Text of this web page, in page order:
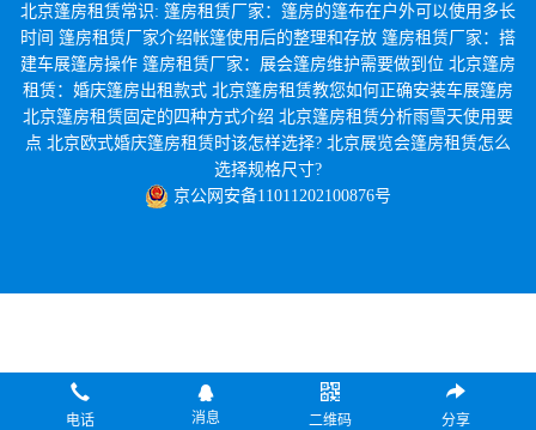
北京篷房租赁常识: 篷房租赁厂家：篷房的篷布在户外可以使用多长
时间 篷房租赁厂家介绍帐篷使用后的整理和存放 篷房租赁厂家：搭
建车展篷房操作 篷房租赁厂家：展会篷房维护需要做到位 北京篷房
租赁：婚庆篷房出租款式 北京篷房租赁教您如何正确安装车展篷房
北京篷房租赁固定的四种方式介绍 北京篷房租赁分析雨雪天使用要
点 北京欧式婚庆篷房租赁时该怎样选择? 北京展览会篷房租赁怎么
选择规格尺寸?
京公网安备11011202100876号
电话 消息 二维码 分享